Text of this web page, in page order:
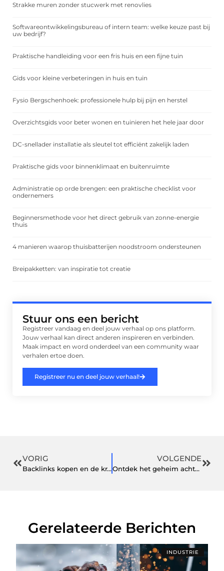
Strakke muren zonder stucwerk met renovlies
Softwareontwikkelingsbureau of intern team: welke keuze past bij
uw bedrijf?
Praktische handleiding voor een fris huis en een fijne tuin
Gids voor kleine verbeteringen in huis en tuin
Fysio Bergschenhoek: professionele hulp bij pijn en herstel
Overzichtsgids voor beter wonen en tuinieren het hele jaar door
DC-snellader installatie als sleutel tot efficiënt zakelijk laden
Praktische gids voor binnenklimaat en buitenruimte
Administratie op orde brengen: een praktische checklist voor
ondernemers
Beginnersmethode voor het direct gebruik van zonne-energie
thuis
4 manieren waarop thuisbatterijen noodstroom ondersteunen
Breipakketten: van inspiratie tot creatie
Stuur ons een bericht
Registreer vandaag en deel jouw verhaal op ons platform.
Jouw verhaal kan direct anderen inspireren en verbinden.
Maak impact en word onderdeel van een community waar
verhalen ertoe doen.
Registreer nu en deel jouw verhaal!
VORIG
Backlinks kopen en de kracht van een effectieve linkbuilding partner
VOLGENDE
Ontdek het geheim achter ultiem comfort en stijlvolle kleding
Gerelateerde Berichten
INDUSTRIE